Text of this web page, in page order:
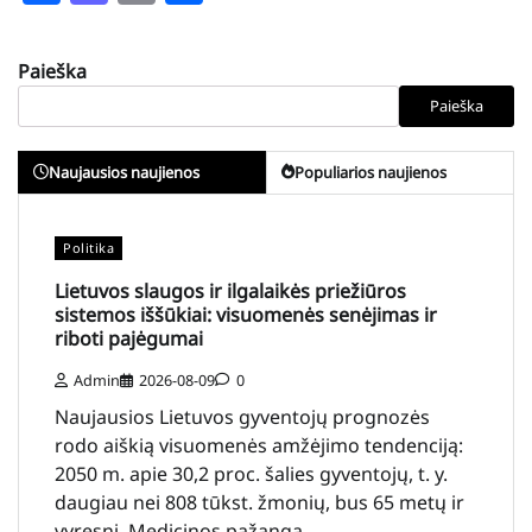
Paieška
Paieška
Naujausios naujienos Populiarios naujienos
Politika
Lietuvos slaugos ir ilgalaikės priežiūros
sistemos iššūkiai: visuomenės senėjimas ir
riboti pajėgumai
Admin 2026-08-09 0
Naujausios Lietuvos gyventojų prognozės
rodo aiškią visuomenės amžėjimo tendenciją:
2050 m. apie 30,2 proc. šalies gyventojų, t. y.
daugiau nei 808 tūkst. žmonių, bus 65 metų ir